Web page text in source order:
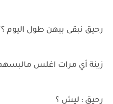
رحيق نبقى بيهن طول اليوم
زينة أي مرات اغلس
رحيق : ليش ؟